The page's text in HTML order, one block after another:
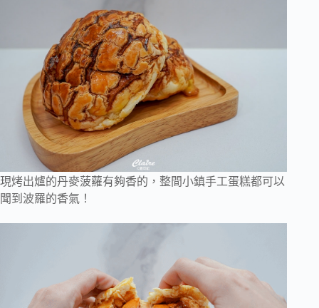
現烤出爐的丹麥菠蘿有夠香的，整間小鎮手工蛋糕都可以
聞到波羅的香氣！